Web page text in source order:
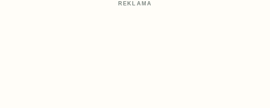
REKLAMA